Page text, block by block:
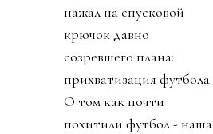
нажал на спусковой
крючок давно
созревшего плана:
прихватизация футбола.
О том как почти
похитили футбол - наша